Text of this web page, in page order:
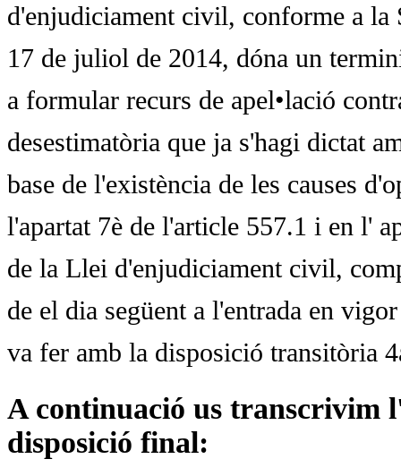
d'enjudiciament civil, conforme a la
17 de juliol de 2014, dóna un
a formular recurs de apel•lació
desestimatòria que ja s'hagi dictat
base de l'existència de les causes
l'apartat 7è de l'article 557.1 i en l'
de la Llei d'enjudiciament civil,
de el dia següent a l'entrada en
va fer amb la disposició transitòria
A continuació us transcrivim
disposició final: